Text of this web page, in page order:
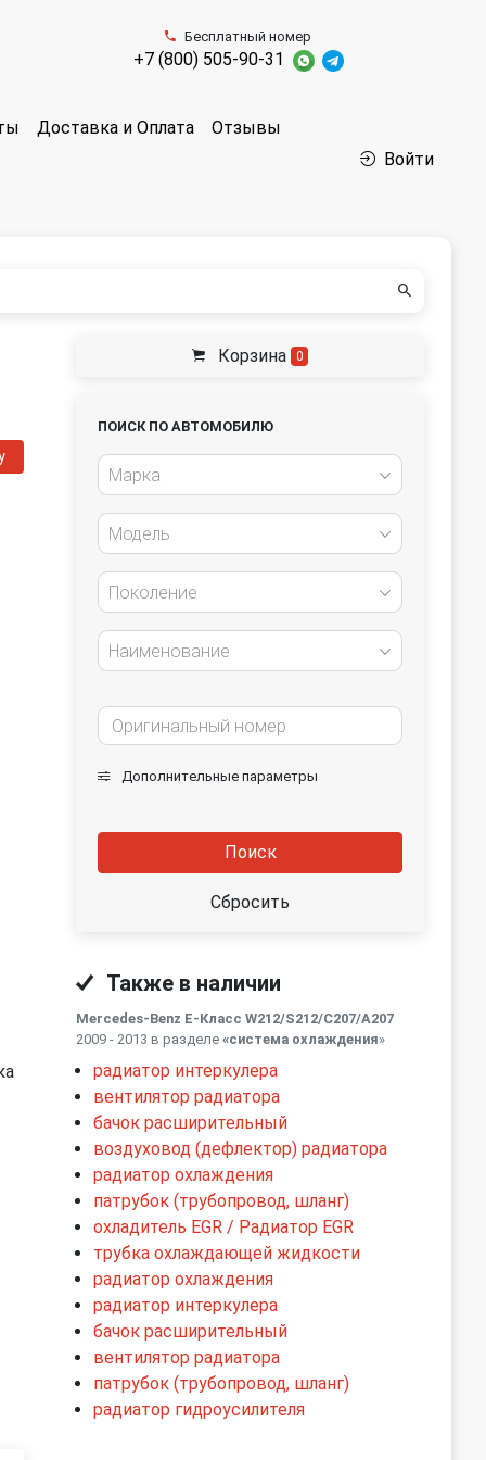
Бесплатный номер
+7 (800) 505-90-31
Доставка и Оплата Отзывы
Войти
Корзина 0
ПОИСК ПО АВТОМОБИЛЮ
Марка
Модель
Поколение
Наименование
Дополнительные параметры
Поиск
Сбросить
Также в наличии
Mercedes-Benz E-Класс W212/S212/C207/A207
2009 - 2013 в разделе «система охлаждения»
радиатор интеркулера
вентилятор радиатора
бачок расширительный
воздуховод (дефлектор) радиатора
радиатор охлаждения
патрубок (трубопровод, шланг)
охладитель EGR / Радиатор EGR
трубка охлаждающей жидкости
радиатор охлаждения
радиатор интеркулера
бачок расширительный
вентилятор радиатора
патрубок (трубопровод, шланг)
радиатор гидроусилителя